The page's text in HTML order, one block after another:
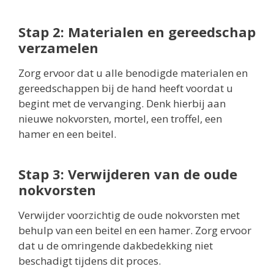
Stap 2: Materialen en gereedschap
verzamelen
Zorg ervoor dat u alle benodigde materialen en
gereedschappen bij de hand heeft voordat u
begint met de vervanging. Denk hierbij aan
nieuwe nokvorsten, mortel, een troffel, een
hamer en een beitel.
Stap 3: Verwijderen van de oude
nokvorsten
Verwijder voorzichtig de oude nokvorsten met
behulp van een beitel en een hamer. Zorg ervoor
dat u de omringende dakbedekking niet
beschadigt tijdens dit proces.